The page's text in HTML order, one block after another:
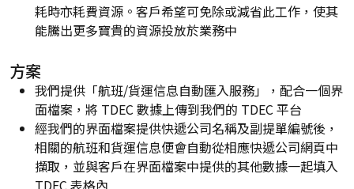
耗時亦耗費資源。客戶希望可免除或減省此工作，使其
能騰出更多寶貴的資源投放於業務中
方案
我們提供「航班/貨運信息自動匯入服務」，配合一個界
面檔案，將 TDEC 數據上傳到我們的 TDEC 平台
經我們的界面檔案提供快遞公司名稱及副提單編號後，
相關的航班和貨運信息便會自動從相應快遞公司網頁中
擷取，並與客戶在界面檔案中提供的其他數據一起填入
TDEC 表格內